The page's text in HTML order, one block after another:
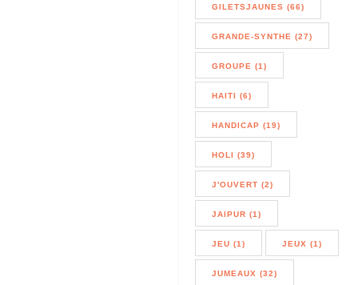
GILETSJAUNES (66)
GRANDE-SYNTHE (27)
GROUPE (1)
HAITI (6)
HANDICAP (19)
HOLI (39)
J'OUVERT (2)
JAIPUR (1)
JEU (1) JEUX (1)
JUMEAUX (32)